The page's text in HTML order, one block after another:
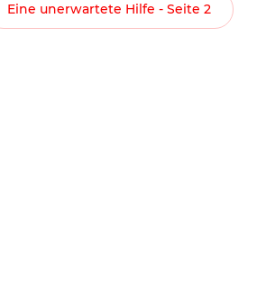
Eine unerwartete Hilfe - Seite 2